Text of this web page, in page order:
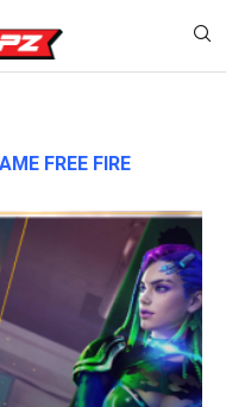
FREE FIRE